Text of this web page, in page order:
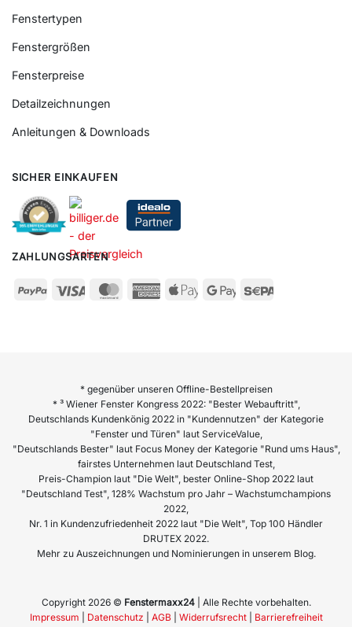
Fenstertypen
Fenstergrößen
Fensterpreise
Detailzeichnungen
Anleitungen & Downloads
SICHER EINKAUFEN
ZAHLUNGSARTEN
* gegenüber unseren Offline-Bestellpreisen
* ³ Wiener Fenster Kongress 2022: "Bester Webauftritt",
Deutschlands Kundenkönig 2022 in "Kundennutzen" der Kategorie
"Fenster und Türen" laut ServiceValue,
"Deutschlands Bester" laut Focus Money der Kategorie "Rund ums Haus",
fairstes Unternehmen laut Deutschland Test,
Preis-Champion laut "Die Welt", bester Online-Shop 2022 laut
"Deutschland Test", 128% Wachstum pro Jahr – Wachstumchampions
2022,
Nr. 1 in Kundenzufriedenheit 2022 laut "Die Welt", Top 100 Händler
DRUTEX 2022.
Mehr zu Auszeichnungen und Nominierungen in unserem Blog.
Copyright 2026 © Fenstermaxx24| Alle Rechte vorbehalten.
Impressum
Datenschutz AGB| Widerrufsrecht| Barrierefreiheit